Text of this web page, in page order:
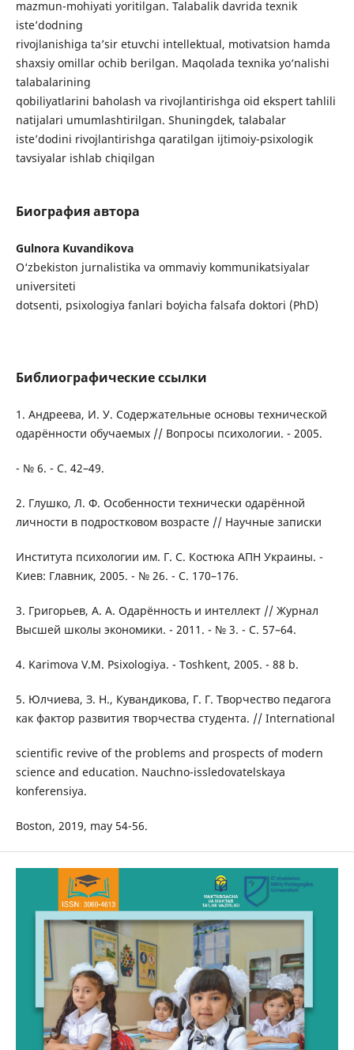
mazmun-mohiyati yoritilgan. Talabalik davrida texnik
iste’dodning
rivojlanishiga ta’sir etuvchi intellektual, motivatsion hamda
shaxsiy omillar ochib berilgan. Maqolada texnika yo‘nalishi
talabalarining
qobiliyatlarini baholash va rivojlantirishga oid ekspert tahlili
natijalari umumlashtirilgan. Shuningdek, talabalar
iste’dodini rivojlantirishga qaratilgan ijtimoiy-psixologik
tavsiyalar ishlab chiqilgan
Биография автора
Gulnora Kuvandikova
O‘zbekiston jurnalistika va ommaviy kommunikatsiyalar
universiteti
dotsenti, psixologiya fanlari boʻyicha falsafa doktori (PhD)
Библиографические ссылки
1. Андреева, И. У. Содержательные основы технической
одарённости обучаемых // Вопросы психологии. - 2005.
- № 6. - С. 42–49.
2. Глушко, Л. Ф. Особенности технически одарённой
личности в подростковом возрасте // Научные записки
Института психологии им. Г. С. Костюка АПН Украины. -
Киев: Главник, 2005. - № 26. - С. 170–176.
3. Григорьев, А. А. Одарённость и интеллект // Журнал
Высшей школы экономики. - 2011. - № 3. - С. 57–64.
4. Karimova V.M. Psixologiya. - Toshkent, 2005. - 88 b.
5. Юлчиева, З. Н., Кувандикова, Г. Г. Творчество педагога
как фактор развития творчества студента. // International
scientific revive of the problems and prospects of modern
science and education. Nauchno-issledovatelskaya
konferensiya.
Boston, 2019, may 54-56.